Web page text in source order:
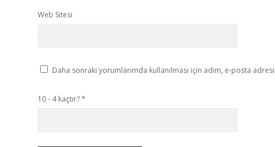
Web Sitesi
Daha sonraki yorumlarımda kullanılması için adım, e-posta
10 - 4 kaçtır?*